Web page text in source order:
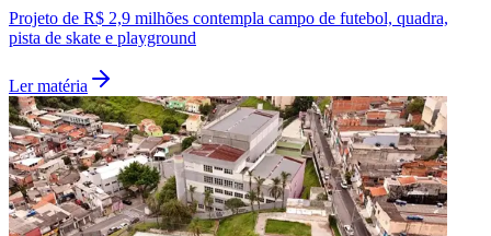
Grêmio
Projeto de R$ 2,9 milhões contempla campo de futebol, quadra,
pista de skate e playground
Ler matéria